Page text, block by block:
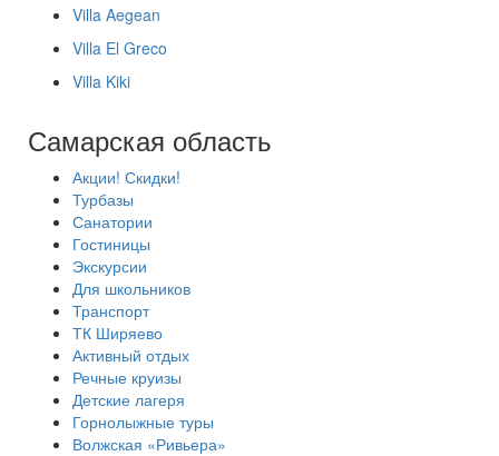
Villa Aegean
Villa El Greco
Villa Kiki
Самарская область
Акции! Скидки!
Турбазы
Санатории
Гостиницы
Экскурсии
Для школьников
Транспорт
ТК Ширяево
Активный отдых
Речные круизы
Детские лагеря
Горнолыжные туры
Волжская «Ривьера»